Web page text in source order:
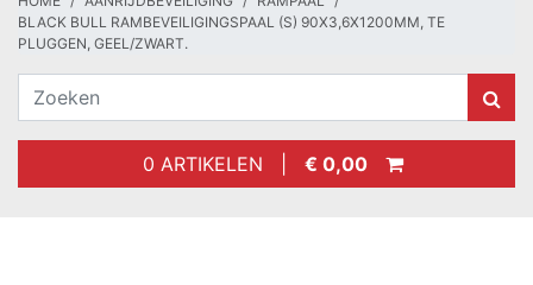
BLACK BULL RAMBEVEILIGINGSPAAL (S) 90X3,6X1200MM, TE
PLUGGEN, GEEL/ZWART.
0 ARTIKELEN | € 0,00